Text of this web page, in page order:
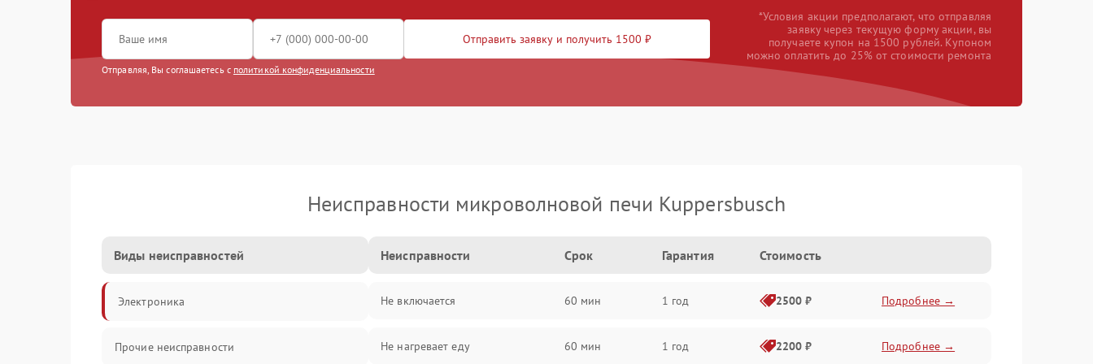
Отправить заявку и получить 1500 ₽
Отправляя, Вы соглашаетесь с политикой конфиденциальности
*Условия акции предполагают, что отправляя
заявку через текущую форму акции, вы
получаете купон на 1500 рублей. Купоном
можно оплатить до 25% от стоимости ремонта
Неисправности микроволновой печи Kuppersbusch
Виды неисправностей
Электроника
Прочие неисправности
Неисправности Срок Гарантия Стоимость
Не включается 60 мин 1 год 2500 ₽ Подробнее →
Не нагревает еду 60 мин 1 год 2200 ₽ Подробнее →